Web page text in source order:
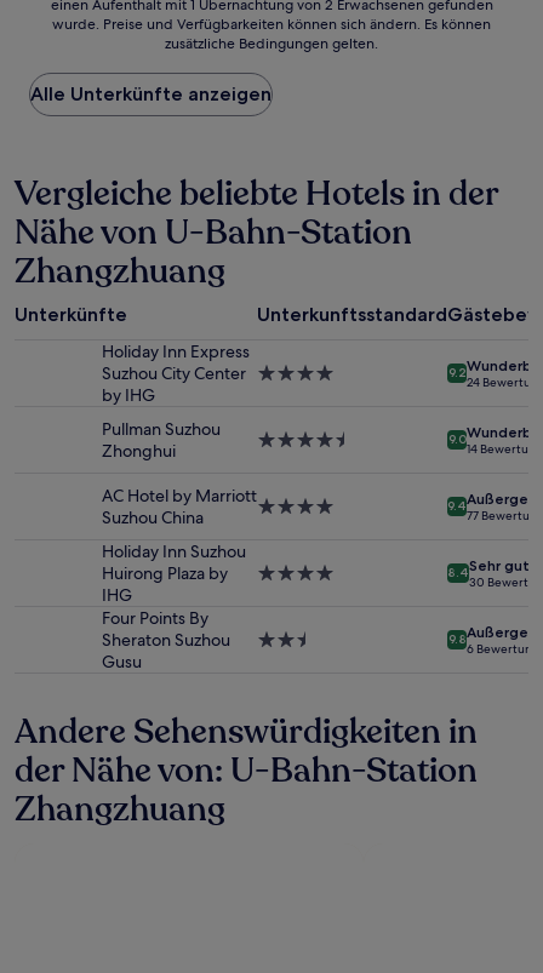
der
Preis
pro
Nacht,
den
letzten
24 Stunden
für
einen
Aufenthalt
mit
2 Erwachsenen
gefunden
Verfügbarkeiten
zusätzliche
Bedingungen
einen Aufenthalt mit 1 Übernachtung von 2 Erwachsenen gefunden
wurde. Preise und Verfügbarkeiten können sich ändern. Es können
zusätzliche Bedingungen gelten.
Alle Unterkünfte anzeigen
Vergleiche beliebte Hotels in der
Nähe von U-Bahn-Station
Zhangzhuang
Unterkünfte Unterkunftsstandard
Holiday Inn Express
Suzhou City Center
by IHG
4.0-
9.2
24
Pullman Suzhou
Zhonghui
4.5-
9.0
14
AC Hotel by Marriott
Suzhou China
4.0-
9.4
77
Holiday Inn Suzhou
Huirong Plaza by
IHG
4.0-
8.4Sehr gut
30
Four Points By
Sheraton Suzhou
Gusu
2.5-
9.8
6
Andere Sehenswürdigkeiten in
der Nähe von: U-Bahn-Station
Zhangzhuang